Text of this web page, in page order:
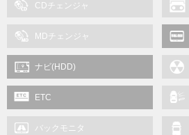
CDチェンジャ
MDチェンジャ
ナビ(HDD)
ETC
バックモニタ